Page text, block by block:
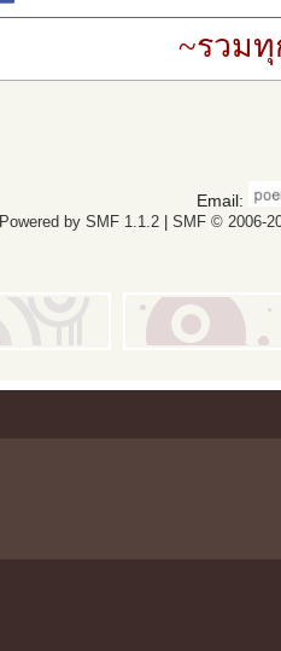
~รวมทุ
Email:
Powered by SMF 1.1.2| SMF © 2006-